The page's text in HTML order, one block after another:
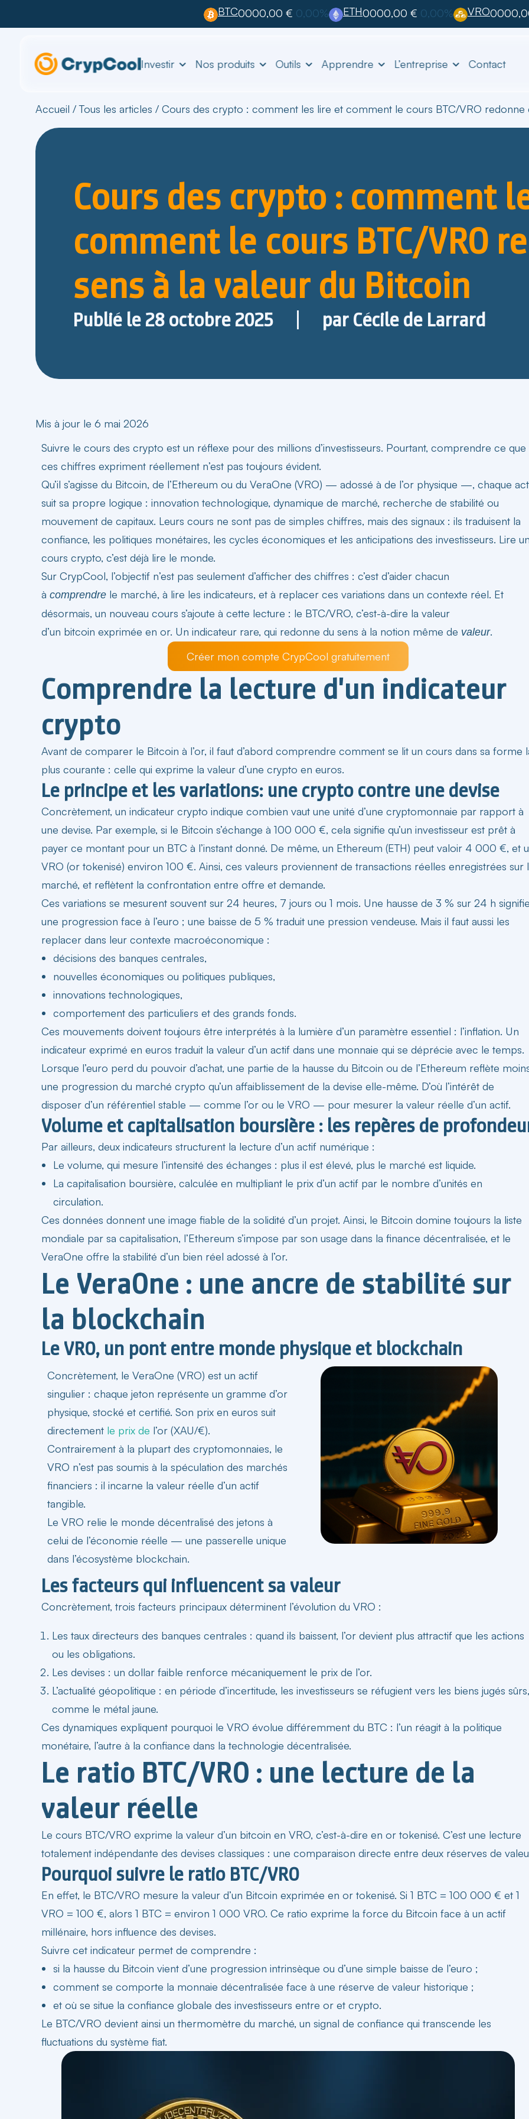
BTC0000,00 € 0,00% ETH0000,00 € 0,00% VRO
Investir Nos produits Outils Apprendre L’entreprise Contact
Accueil /Tous les articles / Cours des crypto : comment les lire et comment le cours BTC/VRO redonne
Cours des crypto : comment
comment le cours BTC/VRO
sens à la valeur du Bitcoin
Publié le28 octobre 2025 parCécile de Larrard
Mis à jour le 6 mai 2026
Suivre le cours des crypto est un réflexe pour des millions d’investisseurs. Pourtant, comprendre ce que
ces chiffres expriment réellement n’est pas toujours évident.
Qu’il s’agisse du Bitcoin, de l’Ethereum ou du VeraOne (VRO) — adossé à de l’or physique —, chaque
suit sa propre logique : innovation technologique, dynamique de marché, recherche de stabilité ou
mouvement de capitaux. Leurs cours ne sont pas de simples chiffres, mais des signaux : ils traduisent la
confiance, les politiques monétaires, les cycles économiques et les anticipations des investisseurs. Lire
cours crypto, c’est déjà lire le monde.
Sur CrypCool, l’objectif n’est pas seulement d’afficher des chiffres : c’est d’aider chacun
à comprendre le marché, à lire les indicateurs, et à replacer ces variations dans un contexte réel. Et
désormais, un nouveau cours s’ajoute à cette lecture : le BTC/VRO, c’est-à-dire la valeur
d’un bitcoin exprimée en or. Un indicateur rare, qui redonne du sens à la notion même de valeur.
Créer mon compte CrypCool gratuitement
Comprendre la lecture d'un indicateur
crypto
Avant de comparer le Bitcoin à l’or, il faut d’abord comprendre comment se lit un cours dans sa forme
plus courante : celle qui exprime la valeur d’une crypto en euros.
Le principe et les variations: une crypto contre une devise​
Concrètement, un indicateur crypto indique combien vaut une unité d’une cryptomonnaie par rapport à
une devise. Par exemple, si le Bitcoin s’échange à 100 000 €, cela signifie qu’un investisseur est prêt à
payer ce montant pour un BTC à l’instant donné. De même, un Ethereum (ETH) peut valoir 4 000 €, et
VRO (or tokenisé) environ 100 €. Ainsi, ces valeurs proviennent de transactions réelles enregistrées sur
marché, et reflètent la confrontation entre offre et demande.
Ces variations se mesurent souvent sur 24 heures, 7 jours ou 1 mois. Une hausse de 3 % sur 24 h
une progression face à l’euro ; une baisse de 5 % traduit une pression vendeuse. Mais il faut aussi les
replacer dans leur contexte macroéconomique :
décisions des banques centrales,
nouvelles économiques ou politiques publiques,
innovations technologiques,
comportement des particuliers et des grands fonds.
Ces mouvements doivent toujours être interprétés à la lumière d’un paramètre essentiel : l’inflation. Un
indicateur exprimé en euros traduit la valeur d’un actif dans une monnaie qui se déprécie avec le temps.
Lorsque l’euro perd du pouvoir d’achat, une partie de la hausse du Bitcoin ou de l’Ethereum reflète
une progression du marché crypto qu’un affaiblissement de la devise elle-même. D’où l’intérêt de
disposer d’un référentiel stable — comme l’or ou le VRO — pour mesurer la valeur réelle d’un actif.
Volume et capitalisation boursière : les repères de
Par ailleurs, deux indicateurs structurent la lecture d’un actif numérique :
Le volume, qui mesure l’intensité des échanges : plus il est élevé, plus le marché est liquide.
La capitalisation boursière, calculée en multipliant le prix d’un actif par le nombre d’unités en
circulation.
Ces données donnent une image fiable de la solidité d’un projet. Ainsi, le Bitcoin domine toujours la liste
mondiale par sa capitalisation, l’Ethereum s’impose par son usage dans la finance décentralisée, et le
VeraOne offre la stabilité d’un bien réel adossé à l’or.
Le VeraOne : une ancre de stabilité sur
la blockchain
Le VRO, un pont entre monde physique et blockchain​
Concrètement, le VeraOne (VRO) est un actif
singulier : chaque jeton représente un gramme d’or
physique, stocké et certifié. Son prix en euros suit
directement le prix de l’or (XAU/€).
Contrairement à la plupart des cryptomonnaies, le
VRO n’est pas soumis à la spéculation des marchés
financiers : il incarne la valeur réelle d’un actif
tangible.
Le VRO relie le monde décentralisé des jetons à
celui de l’économie réelle — une passerelle unique
dans l’écosystème blockchain.
Les facteurs qui influencent sa valeur
Concrètement, trois facteurs principaux déterminent l’évolution du VRO :
Les taux directeurs des banques centrales : quand ils baissent, l’or devient plus attractif que les actions
ou les obligations.
Les devises : un dollar faible renforce mécaniquement le prix de l’or.
L’actualité géopolitique : en période d’incertitude, les investisseurs se réfugient vers les biens jugés sûrs,
comme le métal jaune.
Ces dynamiques expliquent pourquoi le VRO évolue différemment du BTC : l’un réagit à la politique
monétaire, l’autre à la confiance dans la technologie décentralisée.
Le ratio BTC/VRO : une lecture de la
valeur réelle
Le cours BTC/VRO exprime la valeur d’un bitcoin en VRO, c’est-à-dire en or tokenisé. C’est une lecture
totalement indépendante des devises classiques : une comparaison directe entre deux réserves de
Pourquoi suivre le ratio BTC/VRO
En effet, le BTC/VRO mesure la valeur d’un Bitcoin exprimée en or tokenisé. Si 1 BTC = 100 000 € et 1
VRO = 100 €, alors 1 BTC = environ 1 000 VRO. Ce ratio exprime la force du Bitcoin face à un actif
millénaire, hors influence des devises.
Suivre cet indicateur permet de comprendre :
si la hausse du Bitcoin vient d’une progression intrinsèque ou d’une simple baisse de l’euro ;
comment se comporte la monnaie décentralisée face à une réserve de valeur historique ;
et où se situe la confiance globale des investisseurs entre or et crypto.
Le BTC/VRO devient ainsi un thermomètre du marché, un signal de confiance qui transcende les
fluctuations du système fiat.